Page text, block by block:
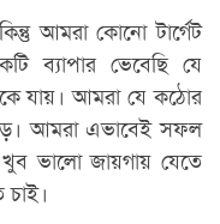
আমরা কোনো টার্গেট
ব্যাপার ভেবেছি যে
যায়। আমরা যে কঠোর
আমরা এভাবেই সফল
ভালো জায়গায় যেতে
চাই।